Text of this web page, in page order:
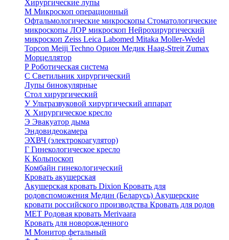
Хирургические лупы
М Микроскоп операционный
Офтальмологические микроскопы Стоматологические
микроскопы ЛОР микроскоп Нейрохирургический
микроскоп Zeiss Leica Labomed Mitaka Moller-Wedel
Topcon Meiji Techno Орион Медик Haag-Streit Zumax
Морцеллятор
Р Роботическая система
С Светильник хирургический
Лупы бинокулярные
Стол хирургический
УУльтразвуковой хирургический аппарат
Х Хирургическое кресло
Э Эвакуатор дыма
Эндовидеокамера
ЭХВЧ (электрокоагулятор)
Г Гинекологическое кресло
К Кольпоскоп
Комбайн гинекологический
Кровать акушерская
Акушерская кровать Dixion Кровать для
родовспоможения Медин (Беларусь) Акушерские
кровати российского производства Кровать для родов
МЕТ Родовая кровать Merivaara
Кровать для новорожденного
М Монитор фетальный